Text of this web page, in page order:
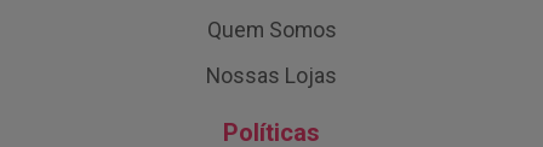
Quem Somos
Nossas Lojas
Políticas